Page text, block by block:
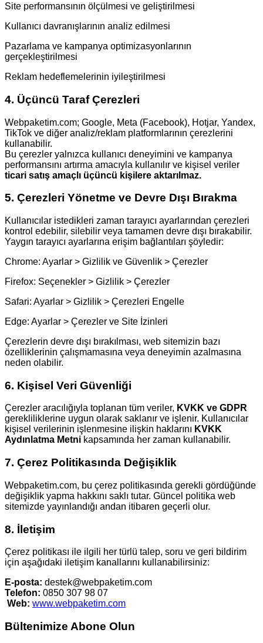
Site performansının ölçülmesi ve geliştirilmesi
Kullanıcı davranışlarının analiz edilmesi
Pazarlama ve kampanya optimizasyonlarının
gerçekleştirilmesi
Reklam hedeflemelerinin iyileştirilmesi
4. Üçüncü Taraf Çerezleri
Webpaketim.com; Google, Meta (Facebook), Hotjar, Yandex,
TikTok ve diğer analiz/reklam platformlarının çerezlerini
kullanabilir.
Bu çerezler yalnızca kullanıcı deneyimini ve kampanya
performansını artırma amacıyla kullanılır ve kişisel veriler
ticari satış amaçlı üçüncü kişilere aktarılmaz.
5. Çerezleri Yönetme ve Devre Dışı Bırakma
Kullanıcılar istedikleri zaman tarayıcı ayarlarından çerezleri
kontrol edebilir, silebilir veya tamamen devre dışı bırakabilir.
Yaygın tarayıcı ayarlarına erişim bağlantıları şöyledir:
Chrome: Ayarlar > Gizlilik ve Güvenlik > Çerezler
Firefox: Seçenekler > Gizlilik > Çerezler
Safari: Ayarlar > Gizlilik > Çerezleri Engelle
Edge: Ayarlar > Çerezler ve Site İzinleri
Çerezlerin devre dışı bırakılması, web sitemizin bazı
özelliklerinin çalışmamasına veya deneyimin azalmasına
neden olabilir.
6. Kişisel Veri Güvenliği
Çerezler aracılığıyla toplanan tüm veriler, KVKK ve GDPR
gerekliliklerine uygun olarak saklanır ve işlenir. Kullanıcılar
kişisel verilerinin işlenmesine ilişkin haklarını KVKK
Aydınlatma Metni kapsamında her zaman kullanabilir.
7. Çerez Politikasında Değişiklik
Webpaketim.com, bu çerez politikasında gerekli gördüğünde
değişiklik yapma hakkını saklı tutar. Güncel politika web
sitemizde yayınlandığı andan itibaren geçerli olur.
8. İletişim
Çerez politikası ile ilgili her türlü talep, soru ve geri bildirim
için aşağıdaki iletişim kanallarını kullanabilirsiniz:
E-posta: destek@webpaketim.com
Telefon: 0850 307 98 07
Web: www.webpaketim.com
Bültenimize Abone Olun